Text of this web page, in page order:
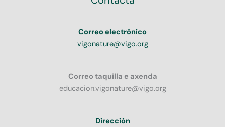
Correo electrónico
vigonature@vigo.org
Correo taquilla e axenda
educacion.vigonature@vigo.org
Dirección